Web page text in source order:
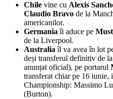
Chile vine cu Alexis
Claudio Bravo de la
americanilor.
Germania îi aduce pe
de la Liverpool.
Australia îl va avea în lot
deși transferul definitiv de
anunțat oficial), pe portarul
transferat chiar pe 16
Championship: Massimo
(Burton).